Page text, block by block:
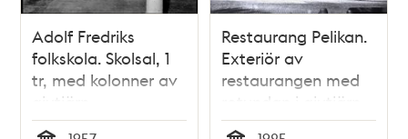
Adolf Fredriks
folkskola. Skolsal, 1
tr, med kolonner av
gjutjärn
Restaurang Pelikan.
Exteriör av
restaurangen med
rotundan i gjutjärn.